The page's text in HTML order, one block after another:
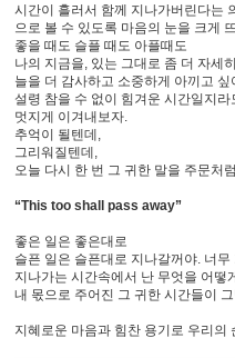
시간이 흘러서 함께 지나가버린다는
으로 볼 수 있도록 마음의 눈을 크게
좋을 때도 슬플 때도 아플때도
나의 지금을, 있는 그대로 좀 더 자세
늘을 더 감사하고 소중하게 아끼고 싶
설령 참을 수 없이 힘겨운 시간일지
멋지게 이겨내보자.
추억이 될텐데,
그리워질텐데,
오늘 다시 한 번 그 귀한 말을 주문처
“This too shall pass away”
좋은 일은 좋은대로
슬픈 일은 슬픈대로 지나갈꺼야. 너
지나가는 시간속에서 난 무엇을 어
내 몫으로 주어진 그 귀한 시간들이
지혜로운 마음과 힘찬 용기로 우리의